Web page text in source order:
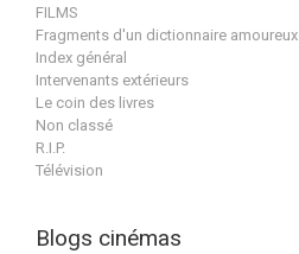
FILMS
Fragments d'un dictionnaire amoureux
Index général
Intervenants extérieurs
Le coin des livres
Non classé
R.I.P.
Télévision
Blogs cinémas